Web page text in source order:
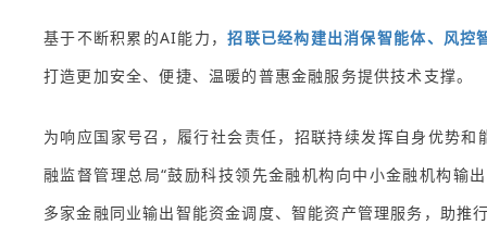
基于不断积累的AI能力，招联已经构建出消保智能体、风控
打造更加安全、便捷、温暖的普惠金融服务提供技术支撑。
为响应国家号召，履行社会责任，招联持续发挥自身优势
融监督管理总局“鼓励科技领先金融机构向中小金融机构输
多家金融同业输出智能资金调度、智能资产管理服务，助推